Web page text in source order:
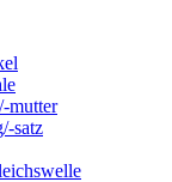
mutter
satz